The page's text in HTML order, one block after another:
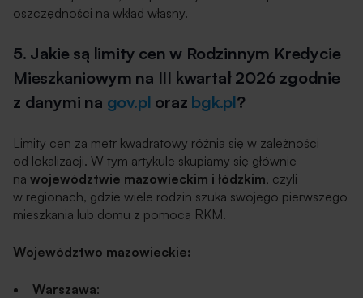
oszczędności na wkład własny.
5. Jakie są limity cen w Rodzinnym Kredycie
Mieszkaniowym na III kwartał 2026 zgodnie
z danymi na gov.pl oraz bgk.pl?
Limity cen za metr kwadratowy różnią się w zależności
od lokalizacji. W tym artykule skupiamy się głównie
na województwie mazowieckim i łódzkim, czyli
w regionach, gdzie wiele rodzin szuka swojego pierwszego
mieszkania lub domu z pomocą RKM.
Województwo mazowieckie:
Warszawa: